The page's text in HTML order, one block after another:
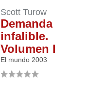
Scott Turow
Demanda
infalible.
Volumen I
El mundo 2003